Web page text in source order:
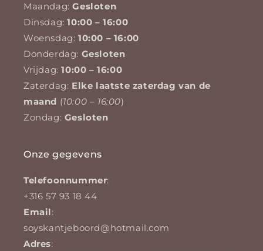
Maandag:Gesloten
Dinsdag:10:00 – 16:00
Woensdag: 10:00 – 16:00
Donderdag: Gesloten
Vrijdag:10:00 – 16:00
Zaterdag: Elke laatste zaterdag van de
maand (10:00 – 16:00)
Zondag: Gesloten
Onze gegevens
Telefoonnummer:
+316 57 93 18 44
Email:
soyskantjeboord@hotmail.com
Adres: